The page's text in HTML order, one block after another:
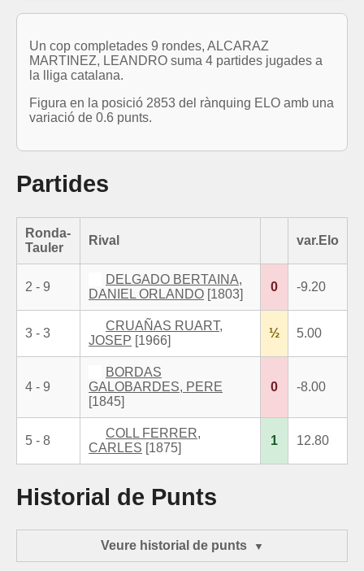
Un cop completades 9 rondes, ALCARAZ
MARTINEZ, LEANDRO suma 4 partides jugades a
la lliga catalana.
Figura en la posició 2853 del rànquing ELO amb una
variació de 0.6 punts.
Partides
Ronda-
Tauler
Rival var.Elo
2 - 9
DELGADO BERTAINA,
DANIEL ORLANDO [1803]
0 -9.20
3 - 3
CRUAÑAS RUART,
JOSEP [1966]
½ 5.00
4 - 9
BORDAS
GALOBARDES, PERE
[1845]
0 -8.00
5 - 8
COLL FERRER,
CARLES [1875]
1 12.80
Historial de Punts
Veure historial de punts